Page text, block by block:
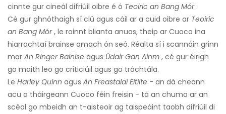
cinnte gur cineál difriúil oibre é ó Teoiric an Bang Mór.
Cé gur ghnóthaigh sí clú agus cáil ar a cuid oibre ar Teoiric
an Bang Mór, le roinnt blianta anuas, theip ar Cuoco ina
hiarrachtaí brainse amach ón seó. Réalta sí i scannáin grinn
mar An Ringer Bainise agus Údair Gan Ainm , cé gur éirigh
go maith leo go criticiúil agus go tráchtála.
Le Harley Quinn agus An Freastalaí Eitilte - an dá cheann
acu a tháirgeann Cuoco féin freisin - tá an chuma ar an
scéal go mbeidh an t-aisteoir ag taispeáint taobh difriúil di